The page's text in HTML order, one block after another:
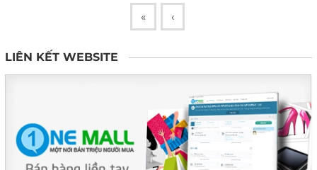
« ‹
LIÊN KẾT WEBSITE